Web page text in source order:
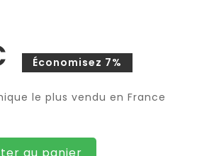
Économisez 7%
le plus vendu en France
au panier